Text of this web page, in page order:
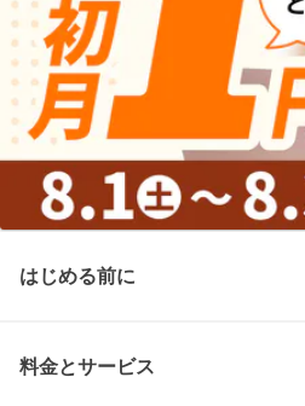
はじめる前に
料金とサービス